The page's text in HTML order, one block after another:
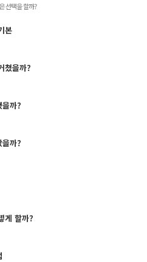
선택을 할까?
본
쳤을까?
까?
까?
게 할까?